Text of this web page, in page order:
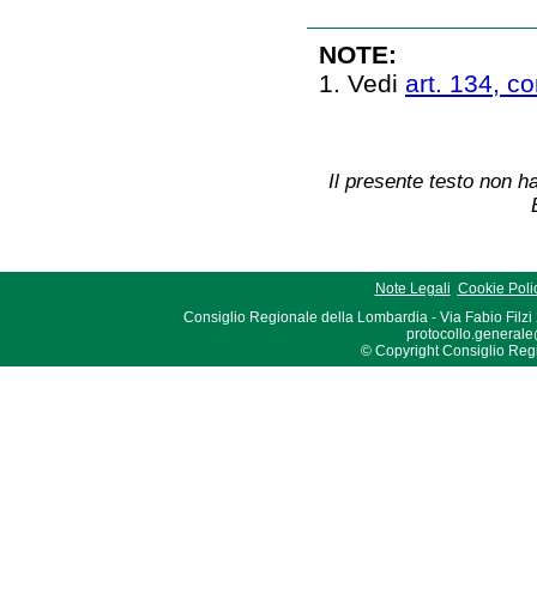
NOTE:
1. Vedi art. 134,
Il presente testo non
Note Legali Cookie
Consiglio Regionale della Lombardia - Via Fabio Filzi
© Copyright Consiglio